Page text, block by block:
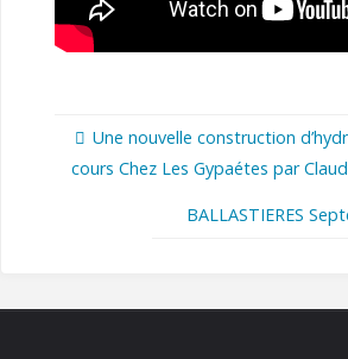
Une nouvelle construction
cours Chez Les Gypaétes par
BALLASTIERES